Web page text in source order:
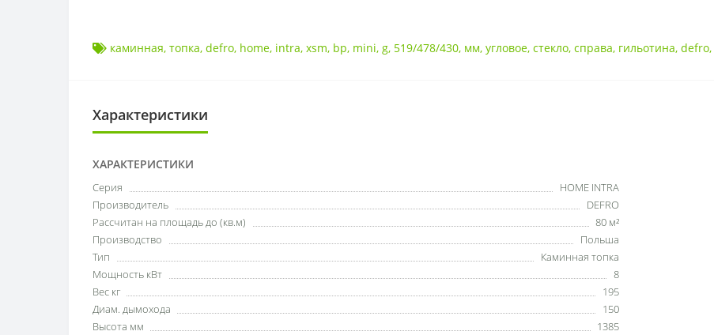
каминная, топка, defro, home, intra, xsm, bp, mini, g, 519/478/430, мм, угловое, стекло, справа, гильотина, defro,
Характеристики
ХАРАКТЕРИСТИКИ
Серия
HOME INTRA
Производитель
DEFRO
Рассчитан на площадь до (кв.м)
80 м²
Производство
Польша
Тип
Каминная топка
Мощность кВт
8
Вес кг
195
Диам. дымохода
150
Высота мм
1385